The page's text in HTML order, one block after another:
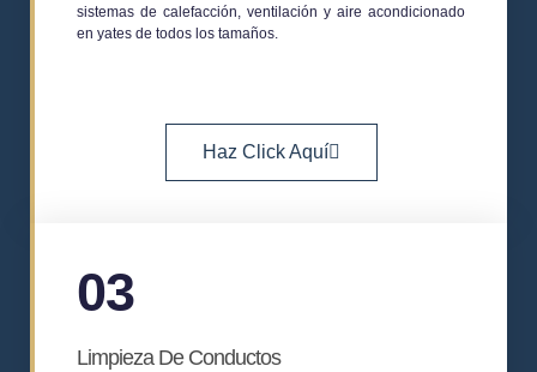
sistemas de calefacción, ventilación y aire acondicionado
en yates de todos los tamaños.
Haz Click Aquí
03
Limpieza De Conductos